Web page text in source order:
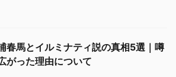
春馬とイルミナティ説の真相5選｜噂
がった理由について